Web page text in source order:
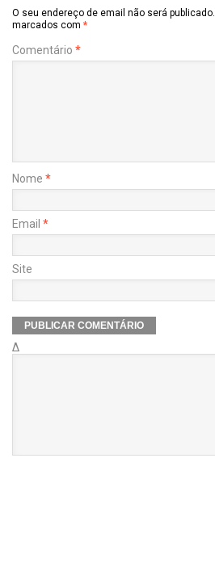
O seu endereço de email não será publicado.
marcados com *
Comentário *
Nome *
Email *
Site
Δ